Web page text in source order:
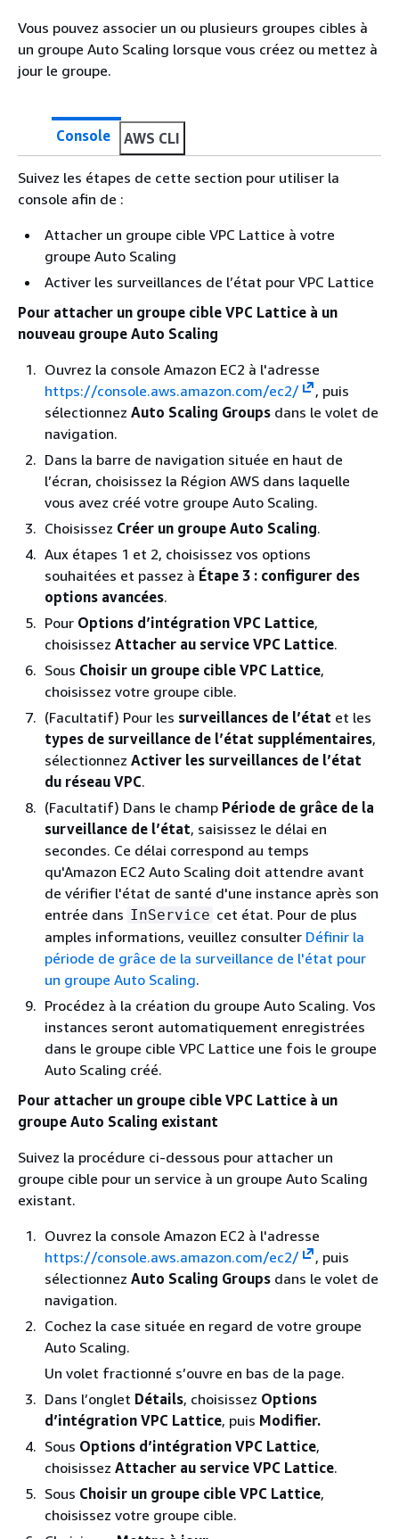
Vous pouvez associer un ou plusieurs groupes cibles à
un groupe Auto Scaling lorsque vous créez ou mettez à
jour le groupe.
Console AWS CLI
Suivez les étapes de cette section pour utiliser la
console afin de :
Attacher un groupe cible VPC Lattice à votre
groupe Auto Scaling
Activer les surveillances de l’état pour VPC Lattice
Pour attacher un groupe cible VPC Lattice à un
nouveau groupe Auto Scaling
Ouvrez la console Amazon EC2 à l'adresse
https://console.aws.amazon.com/ec2/
, puis
sélectionnez Auto Scaling Groups dans le volet de
navigation.
Dans la barre de navigation située en haut de
l’écran, choisissez la Région AWS dans laquelle
vous avez créé votre groupe Auto Scaling.
Choisissez Créer un groupe Auto Scaling.
Aux étapes 1 et 2, choisissez vos options
souhaitées et passez à Étape 3 : configurer des
options avancées.
Pour Options d’intégration VPC Lattice,
choisissez Attacher au service VPC Lattice.
Sous Choisir un groupe cible VPC Lattice,
choisissez votre groupe cible.
(Facultatif) Pour les surveillances de l’état et les
types de surveillance de l’état supplémentaires,
sélectionnez Activer les surveillances de l’état
du réseau VPC.
(Facultatif) Dans le champ Période de grâce de la
surveillance de l’état, saisissez le délai en
secondes. Ce délai correspond au temps
qu'Amazon EC2 Auto Scaling doit attendre avant
de vérifier l'état de santé d'une instance après son
entrée dans InService cet état. Pour de plus
amples informations, veuillez consulter Définir la
période de grâce de la surveillance de l'état pour
un groupe Auto Scaling.
Procédez à la création du groupe Auto Scaling. Vos
instances seront automatiquement enregistrées
dans le groupe cible VPC Lattice une fois le groupe
Auto Scaling créé.
Pour attacher un groupe cible VPC Lattice à un
groupe Auto Scaling existant
Suivez la procédure ci-dessous pour attacher un
groupe cible pour un service à un groupe Auto Scaling
existant.
Ouvrez la console Amazon EC2 à l'adresse
https://console.aws.amazon.com/ec2/
, puis
sélectionnez Auto Scaling Groups dans le volet de
navigation.
Cochez la case située en regard de votre groupe
Auto Scaling.
Un volet fractionné s’ouvre en bas de la page.
Dans l’onglet Détails, choisissez Options
d’intégration VPC Lattice, puis Modifier.
Sous Options d’intégration VPC Lattice,
choisissez Attacher au service VPC Lattice.
Sous Choisir un groupe cible VPC Lattice,
choisissez votre groupe cible.